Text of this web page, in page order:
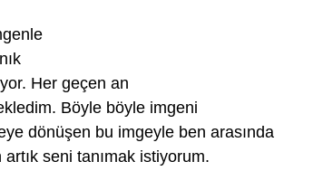
Her geçen an
Böyle böyle imgeni
dönüşen bu imgeyle ben arasında
seni tanımak istiyorum.